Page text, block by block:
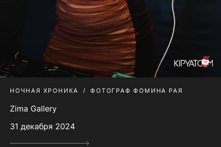
НОЧНАЯ ХРОНИКА ФОТОГРАФ ФОМИНА РАЯ
Zima Gallery
31 декабря 2024